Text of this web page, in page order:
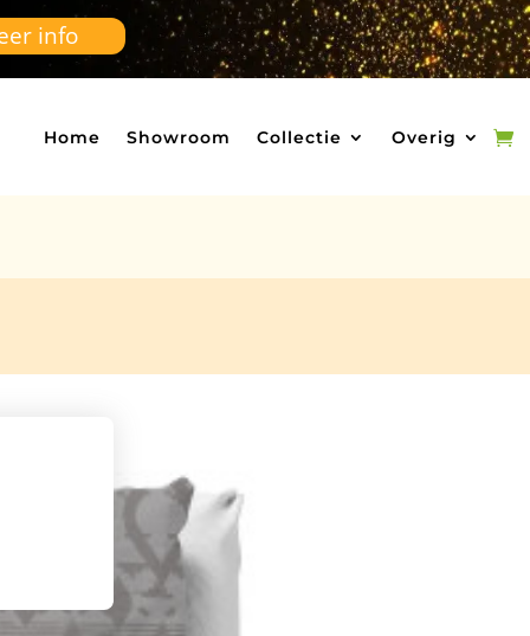
info
Home Showroom Collectie Overig